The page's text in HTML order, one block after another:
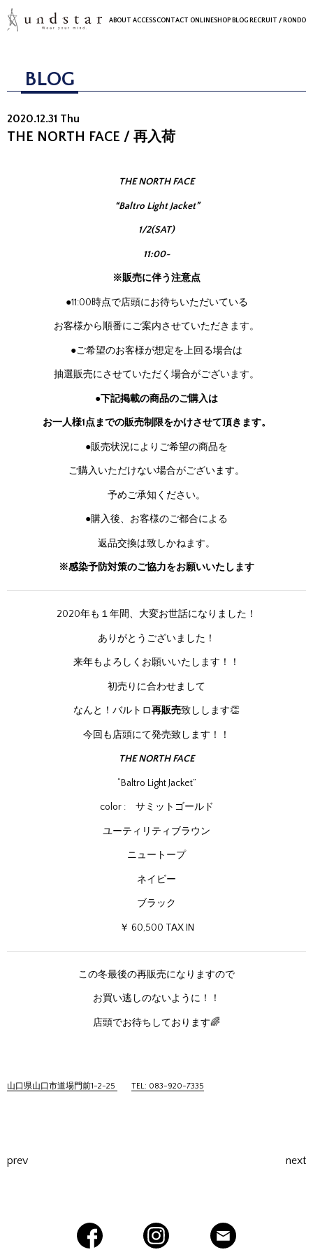
ABOUT ACCESSCONTACT ONLINESHOP BLOG RECRUIT / RONDO
BLOG
2020.12.31 Thu
THE NORTH FACE / 再入荷
THE NORTH FACE
“Baltro Light Jacket”
1/2(SAT)
11:00~
※販売に伴う注意点
●11:00時点で店頭にお待ちいただいている
お客様から順番にご案内させていただきます。
●ご希望のお客様が想定を上回る場合は
抽選販売にさせていただく場合がございます。
●下記掲載の商品のご購入は
お一人様1点までの販売制限をかけさせて頂きます。
●販売状況によりご希望の商品を
ご購入いただけない場合がございます。
予めご承知ください。
●購入後、お客様のご都合による
返品交換は致しかねます。
※感染予防対策のご協力をお願いいたします
2020年も１年間、大変お世話になりました！
ありがとうございました！
来年もよろしくお願いいたします！！
初売りに合わせまして
なんと！バルトロ再販売致しします👏
今回も店頭にて発売致します！！
THE NORTH FACE
“Baltro Light Jacket”
color : サミットゴールド
ユーティリティブラウン
ニュートープ
ネイビー
ブラック
￥ 60,500 TAX IN
この冬最後の再販売になりますので
お買い逃しのないように！！
店頭でお待ちしております🌈
山口県山口市道場門前1-2-25 TEL: 083-920-7335
prev next